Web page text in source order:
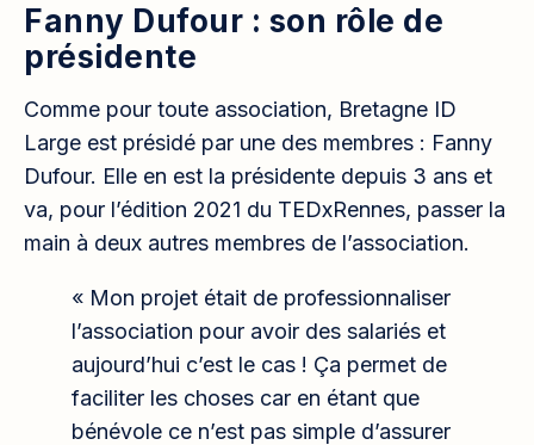
Fanny Dufour : son rôle de
présidente
Comme pour toute association, Bretagne ID
Large est présidé par une des membres : Fanny
Dufour. Elle en est la présidente depuis 3 ans et
va, pour l’édition 2021 du TEDxRennes, passer la
main à deux autres membres de l’association.
« Mon projet était de professionnaliser
l’association pour avoir des salariés et
aujourd’hui c’est le cas ! Ça permet de
faciliter les choses car en étant que
bénévole ce n’est pas simple d’assurer